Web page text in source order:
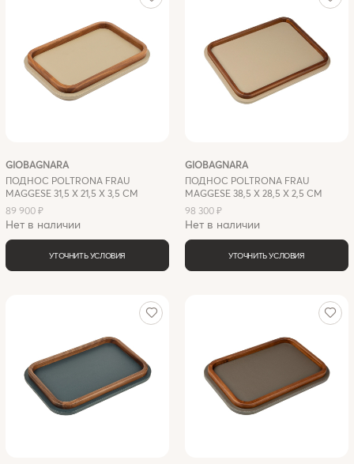
GIOBAGNARA
ПОДНОС POLTRONA FRAU
MAGGESE 31,5 X 21,5 Х 3,5 СМ
89 900 ₽
Нет в наличии
УТОЧНИТЬ УСЛОВИЯ
GIOBAGNARA
ПОДНОС POLTRONA FRAU
MAGGESE 38,5 X 28,5 Х 2,5 СМ
98 300 ₽
Нет в наличии
УТОЧНИТЬ УСЛОВИЯ